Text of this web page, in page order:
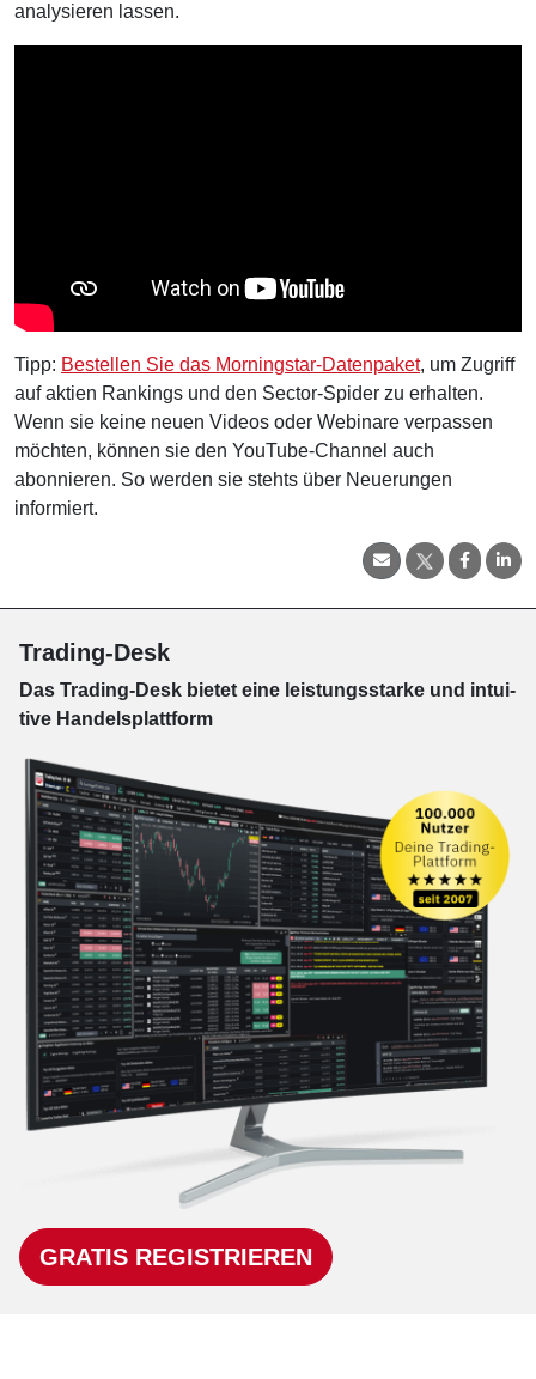
analysieren lassen.
Tipp: Bestellen Sie das Morningstar-Datenpaket, um Zugriff
auf aktien Rankings und den Sector-Spider zu erhalten.
Wenn sie keine neuen Videos oder Webinare verpassen
möchten, können sie den YouTube-Channel auch
abonnieren. So werden sie stehts über Neuerungen
informiert.
Trading-Desk
Das Trading-Desk bie­tet eine leis­tungs­star­ke und in­tui­
tive Han­dels­platt­form
GRATIS REGISTRIEREN